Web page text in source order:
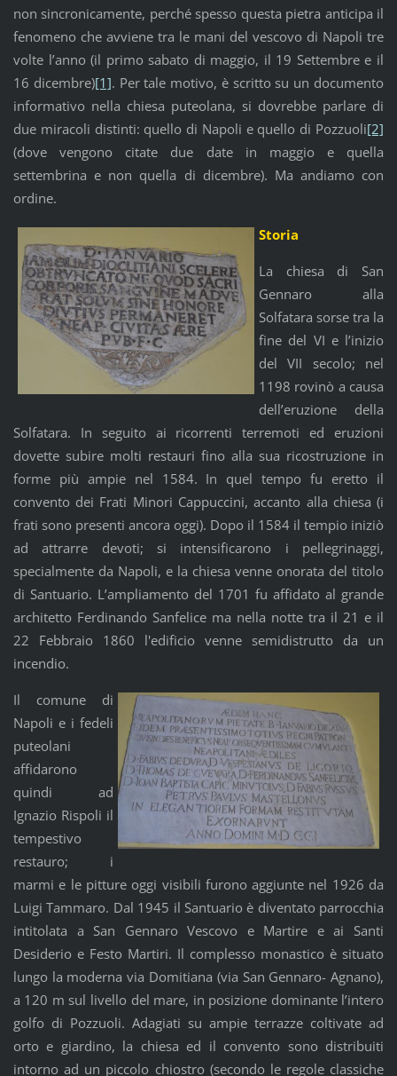
non sincronicamente, perché spesso questa pietra anticipa il
fenomeno che avviene tra le mani del vescovo di Napoli tre
volte l’anno (il primo sabato di maggio, il 19 Settembre e il
16 dicembre)[1]. Per tale motivo, è scritto su un documento
informativo nella chiesa puteolana, si dovrebbe parlare di
due miracoli distinti: quello di Napoli e quello di Pozzuoli[2]
(dove vengono citate due date in maggio e quella
settembrina e non quella di dicembre). Ma andiamo con
ordine.
Storia
La chiesa di San
Gennaro alla
Solfatara sorse tra la
fine del VI e l’inizio
del VII secolo; nel
1198 rovinò a causa
dell’eruzione della
Solfatara. In seguito ai ricorrenti terremoti ed eruzioni
dovette subire molti restauri fino alla sua ricostruzione in
forme più ampie nel 1584. In quel tempo fu eretto il
convento dei Frati Minori Cappuccini, accanto alla chiesa (i
frati sono presenti ancora oggi). Dopo il 1584 il tempio iniziò
ad attrarre devoti; si intensificarono i pellegrinaggi,
specialmente da Napoli, e la chiesa venne onorata del titolo
di Santuario. L’ampliamento del 1701 fu affidato al grande
architetto Ferdinando Sanfelice ma nella notte tra il 21 e il
22 Febbraio 1860 l'edificio venne semidistrutto da un
incendio.
Il comune di
Napoli e i fedeli
puteolani
affidarono
quindi ad
Ignazio Rispoli il
tempestivo
restauro; i
marmi e le pitture oggi visibili furono aggiunte nel 1926 da
Luigi Tammaro. Dal 1945 il Santuario è diventato parrocchia
intitolata a San Gennaro Vescovo e Martire e ai Santi
Desiderio e Festo Martiri. Il complesso monastico è situato
lungo la moderna via Domitiana (via San Gennaro- Agnano),
a 120 m sul livello del mare, in posizione dominante l’intero
golfo di Pozzuoli. Adagiati su ampie terrazze coltivate ad
orto e giardino, la chiesa ed il convento sono distribuiti
intorno ad un piccolo chiostro (secondo le regole classiche